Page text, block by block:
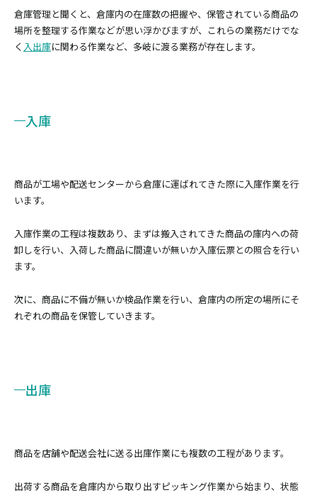
倉庫管理と聞くと、倉庫内の在庫数の把握や、保管されている商品の
場所を整理する作業などが思い浮かびますが、これらの業務だけでな
く 入出庫に関わる作業など、多岐に渡る業務が存在します。
入庫
商品が工場や配送センターから倉庫に運ばれてきた際に入庫作業を行
います。
入庫作業の工程は複数あり、まずは搬入されてきた商品の庫内への荷
卸しを行い、入荷した商品に間違いが無いか入庫伝票との照合を行い
ます。
次に、商品に不備が無いか検品作業を行い、倉庫内の所定の場所にそ
れぞれの商品を保管していきます。
出庫
商品を店舗や配送会社に送る出庫作業にも複数の工程があります。
出荷する商品を倉庫内から取り出すピッキング作業から始まり、状態